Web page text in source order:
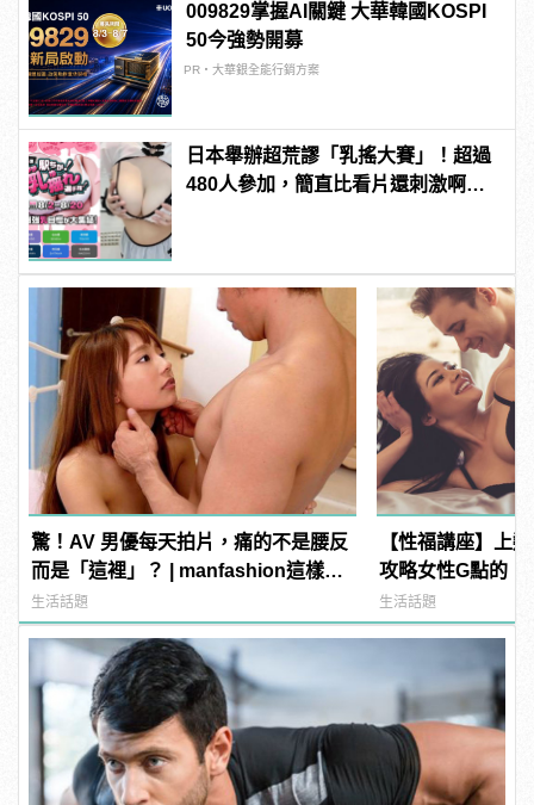
009829掌握AI關鍵 大華韓國KOSPI
50今強勢開募
PR・大華銀全能行銷方案
日本舉辦超荒謬「乳搖大賽」！超過
480人參加，簡直比看片還刺激啊！ |
驚！AV 男優每天拍片，痛的不是腰反
而是「這裡」？ | manfashion這樣變
型男
生活話題
【性福講座】上
攻略女性G點的「
薦！ |
生活話題